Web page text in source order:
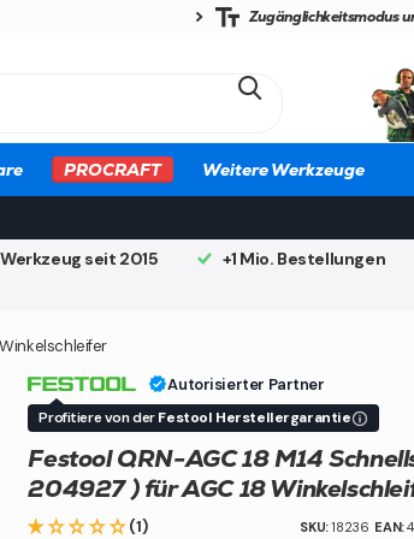
Zugänglichkeitsmodus
PROCRAFT Weitere Werkzeuge
seit 2015
+1 Mio. Bestellungen
Autorisierter Partner
Profitiere von derFestool Herstellergarantie
Festool QRN-AGC 18 M14
204927 ) für AGC 18
(1) SKU:18236 EAN: